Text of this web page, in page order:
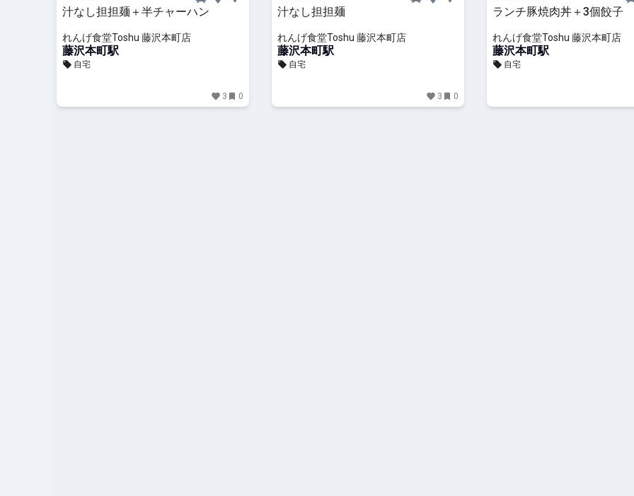
汁なし担担麺＋半チャーハン
れんげ食堂Toshu 藤沢本町店
藤沢本町駅
自宅
3 0
汁なし担担麺
れんげ食堂Toshu 藤沢本町店
藤沢本町駅
自宅
3 0
ランチ豚焼肉丼＋3個餃子
れんげ食堂Toshu 藤沢本町店
藤沢本町駅
自宅